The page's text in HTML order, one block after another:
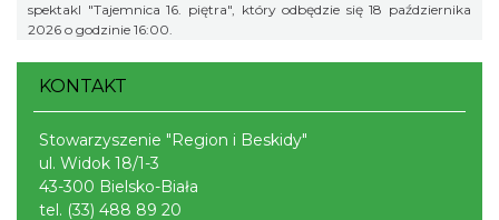
spektakl "Tajemnica 16. piętra", który odbędzie się 18 października
2026 o godzinie 16:00.
KONTAKT
Stowarzyszenie "Region i Beskidy"
ul. Widok 18/1-3
43-300 Bielsko-Biała
tel. (33) 488 89 20